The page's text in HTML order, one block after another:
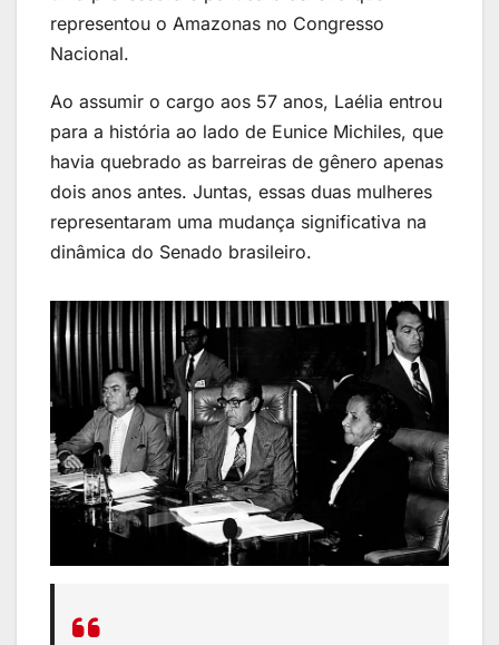
representou o Amazonas no Congresso
Nacional.
Ao assumir o cargo aos 57 anos, Laélia entrou
para a história ao lado de Eunice Michiles, que
havia quebrado as barreiras de gênero apenas
dois anos antes. Juntas, essas duas mulheres
representaram uma mudança significativa na
dinâmica do Senado brasileiro.